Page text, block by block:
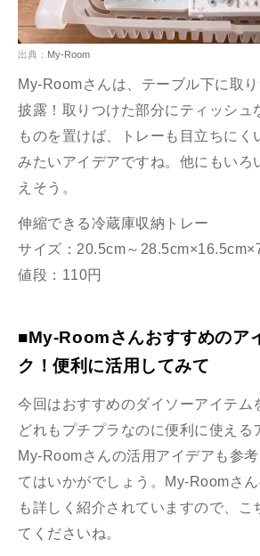
出典： My-Room
My-Roomさんは、テーブル下に取
披露！取りつけた部分にティッシュ
ものを置けば、トレーも目立ちにく
みたいアイデアですね。他にもいろ
えそう。
伸縮できる冷蔵庫収納トレー
サイズ：20.5cm～
値段：110円
■My-Roomさんおすすめのア
ク！便利に活用してみて
今回はおすすめのダイソーアイテム
どれもプチプラなのに便利に使える
My-Roomさんの活用アイデアも参
てはいかがでしょう。My-Roomさ
も詳しく紹介されていますので、こ
てくださいね。